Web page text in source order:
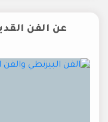
عن الفن